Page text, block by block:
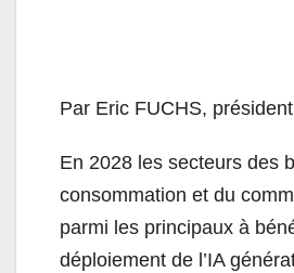
Par Eric FUCHS,
En 2028 les secteurs des
consommation et du
parmi les principaux à
déploiement de l’IA